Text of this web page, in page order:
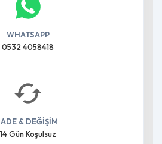
WHATSAPP
0532 4058418
& DEĞİŞİM
14 Gün Koşulsuz